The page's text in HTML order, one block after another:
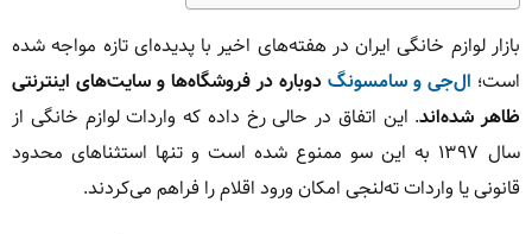
بازار لوازم خانگی ایران در هفته‌های اخیر با پدیده‌ای تازه مواجه شده
است؛ ال‌جی و سامسونگ دوباره در فروشگاه‌ها و سایت‌های اینترنتی
ظاهر شده‌اند. این اتفاق در حالی رخ داده که واردات لوازم خانگی از
سال ۱۳۹۷ به این سو ممنوع شده است و تنها استثناهای محدود
قانونی یا واردات ته‌لنجی امکان ورود اقلام را فراهم می‌کردند.